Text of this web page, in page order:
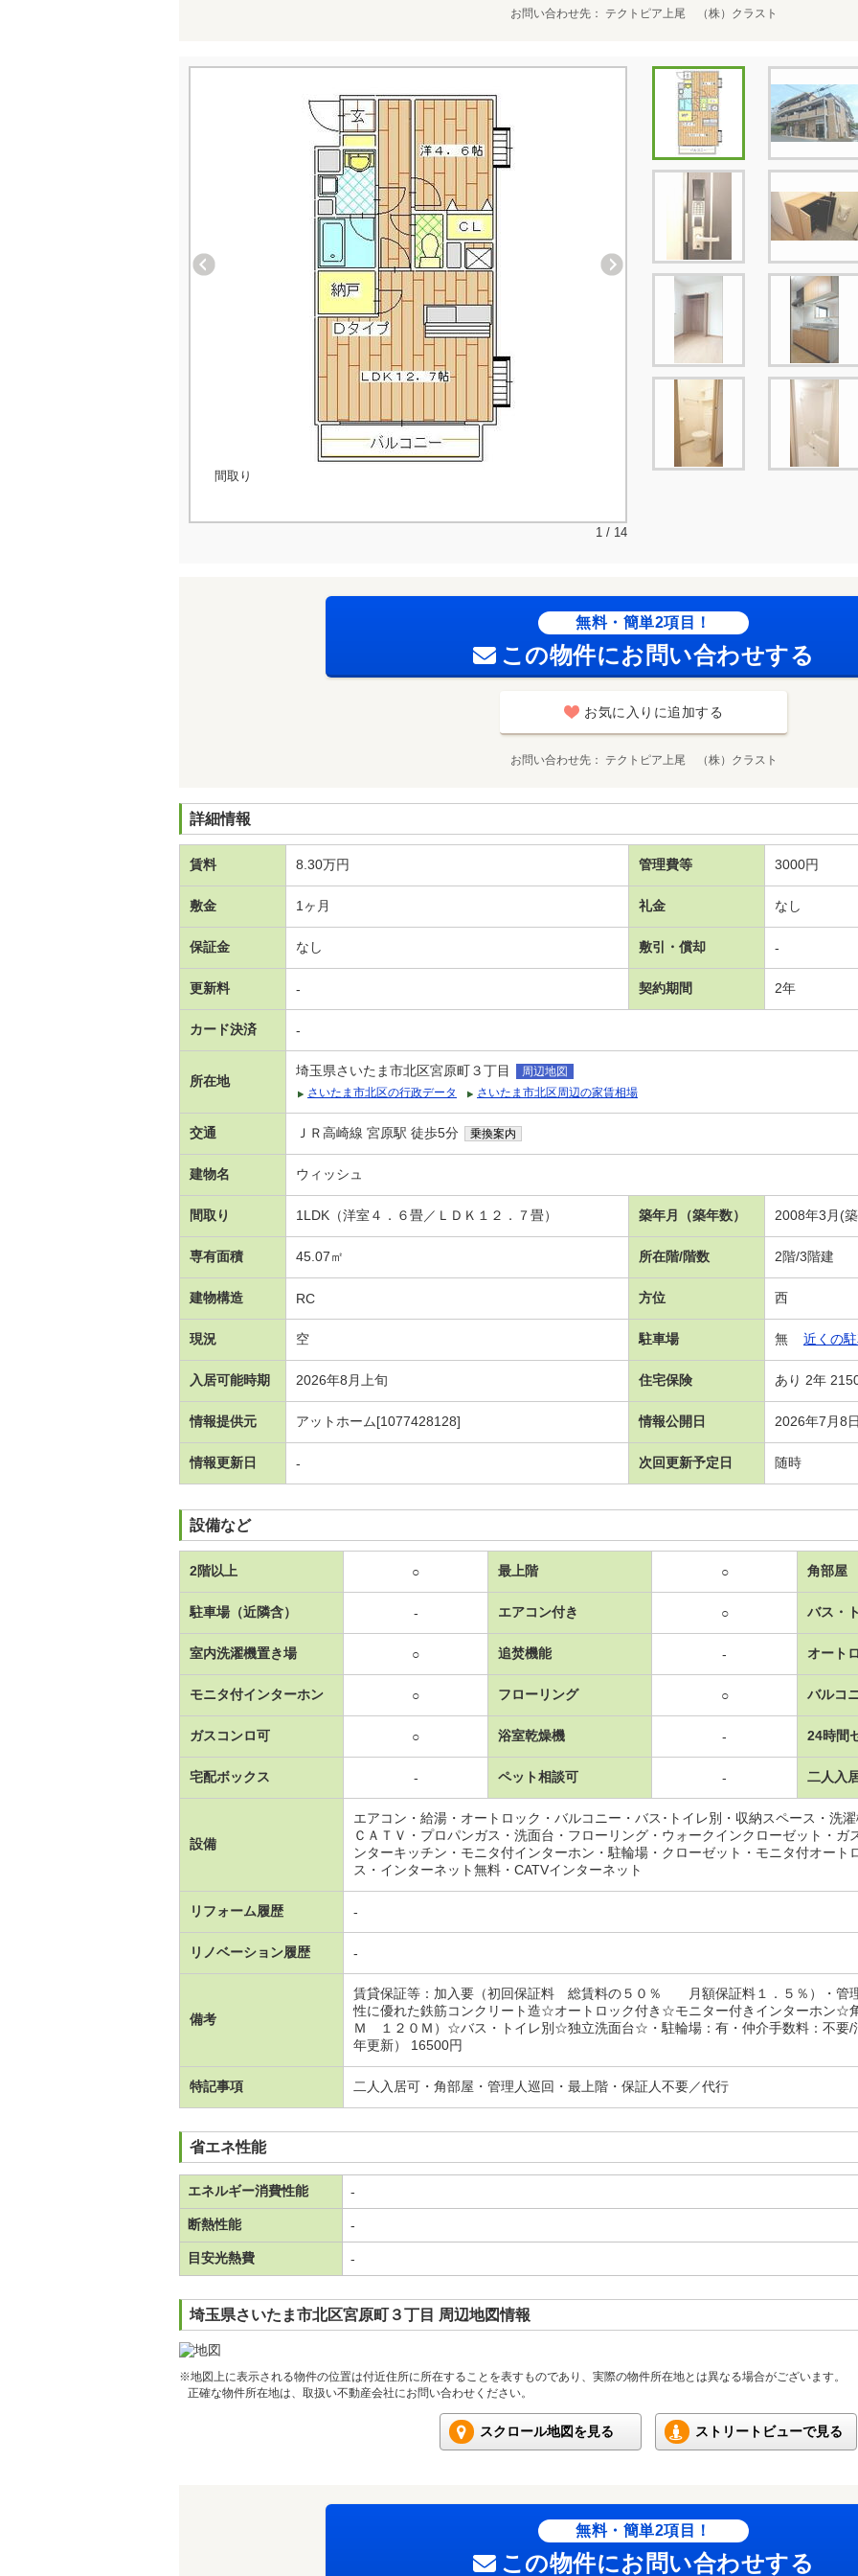
お問い合わせ先 テクトピア上尾 （株）クラスト
間取り
1 / 14
無料・簡単2項目！
この物件にお問い合わせする
お気に入りに追加する
お問い合わせ先 テクトピア上尾 （株）クラスト
詳細情報
賃料 8.30万円 管理費等 3000円
敷金 1ヶ月 礼金 なし
保証金 なし 敷引・償却 -
更新料 - 契約期間 2年
カード決済 -
所在地
埼玉県さいたま市北区宮原町３丁目
周辺地図
さいたま市北区の行政データ
さいたま市北区周辺の家賃相場
交通 ＪＲ高崎線 宮原駅 徒歩5分 乗換案内
建物名 ウィッシュ
間取り 1LDK（洋室４．６畳／ＬＤＫ１２．７畳） 築年月（築年数） 2008年3月(
専有面積 45.07㎡ 所在階/階数 2階/3階建
建物構造 RC 方位 西
現況 空 駐車場 無 近くの
入居可能時期 2026年8月上旬 住宅保険 あり 2年
情報提供元 アットホーム[1077428128] 情報公開日 2026年7月8日
情報更新日 - 次回更新予定日 随時
設備など
2階以上 ○ 最上階 ○ 角部屋
駐車場（近隣含） - エアコン付き ○ バス・
室内洗濯機置き場 ○ 追焚機能 - オート
モニタ付インターホン ○ フローリング ○ バルコ
ガスコンロ可 ○ 浴室乾燥機 - 24時間
宅配ボックス - ペット相談可 - 二人入
設備
エアコン・給湯・オートロック・バルコニー・バス･トイレ別・収納スペース・洗
ＣＡＴＶ・プロパンガス・洗面台・フローリング・ウォークインクローゼット・ガ
ンターキッチン・モニタ付インターホン・駐輪場・クローゼット・モニタ付オート
ス・インターネット無料・CATVインターネット
リフォーム履歴 -
リノベーション履歴 -
備考
賃貸保証等：加入要（初回保証料 総賃料の５０％ 月額保証料１．５％）・管
性に優れた鉄筋コンクリート造☆オートロック付き☆モニター付きインターホン☆
Ｍ １２０Ｍ）☆バス・トイレ別☆独立洗面台☆・駐輪場：有・仲介手数料：不要/
年更新） 16500円
特記事項 二人入居可・角部屋・管理人巡回・最上階・保証人不要／代行
省エネ性能
エネルギー消費性能 -
断熱性能 -
目安光熱費 -
埼玉県さいたま市北区宮原町３丁目 周辺地図情報
※地図上に表示される物件の位置は付近住所に所在することを表すものであり、実際の物件所在地とは異なる場合がございます。
正確な物件所在地は、取扱い不動産会社にお問い合わせください。
スクロール地図を見る ストリートビューで見る
無料・簡単2項目！
この物件にお問い合わせする